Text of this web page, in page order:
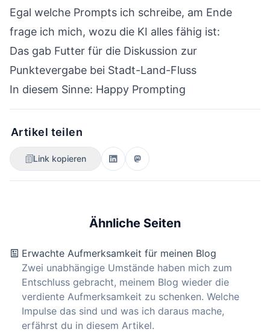
Egal welche Prompts ich schreibe, am Ende
frage ich mich, wozu die KI alles fähig ist:
Das gab Futter für die Diskussion zur
Punktevergabe bei Stadt-Land-Fluss
In diesem Sinne: Happy Prompting
Artikel teilen
Link kopieren
Ähnliche Seiten
Erwachte Aufmerksamkeit für meinen Blog
Zwei unabhängige Umstände haben mich zum
Entschluss gebracht, meinem Blog wieder die
verdiente Aufmerksamkeit zu schenken. Welche
Impulse das sind und was ich daraus mache,
erfährst du in diesem Artikel.